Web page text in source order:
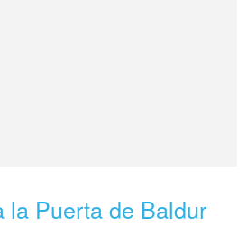
la Puerta de Baldur